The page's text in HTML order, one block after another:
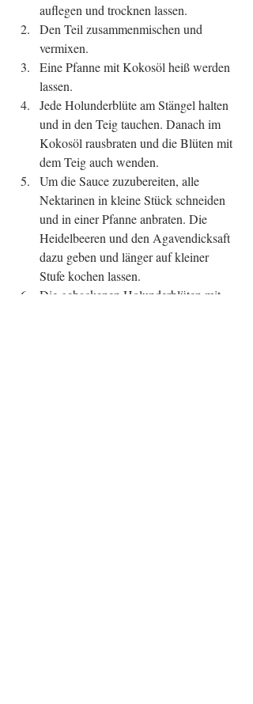
auflegen und trocknen lassen.
Den Teil zusammenmischen und
vermixen.
Eine Pfanne mit Kokosöl heiß werden
lassen.
Jede Holunderblüte am Stängel halten
und in den Teig tauchen. Danach im
Kokosöl rausbraten und die Blüten mit
dem Teig auch wenden.
Um die Sauce zuzubereiten, alle
Nektarinen in kleine Stück schneiden
und in einer Pfanne anbraten. Die
Heidelbeeren und den Agavendicksaft
dazu geben und länger auf kleiner
Stufe kochen lassen.
Die gebackenen Holunderblüten mit